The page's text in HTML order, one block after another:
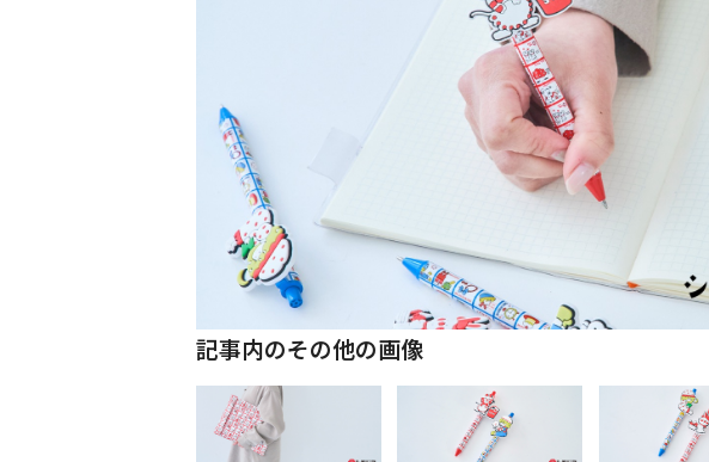
記事内のその他の画像